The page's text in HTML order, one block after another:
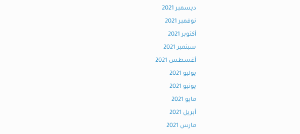
ديسمبر 2021
نوفمبر 2021
أكتوبر 2021
سبتمبر 2021
أغسطس 2021
يوليو 2021
يونيو 2021
مايو 2021
أبريل 2021
مارس 2021